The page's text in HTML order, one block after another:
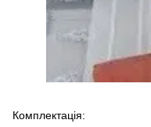
Комплектація: